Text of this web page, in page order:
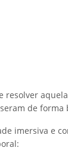
resolver
de forma
imersiva e